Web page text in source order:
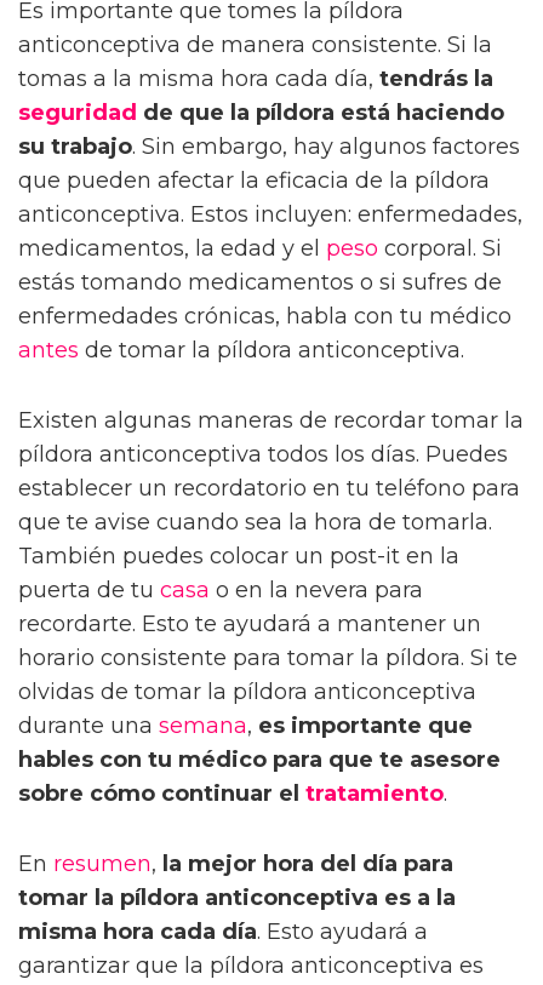
Es importante que tomes la píldora
anticonceptiva de manera consistente. Si la
tomas a la misma hora cada día, tendrás la
seguridad de que la píldora está haciendo
su trabajo. Sin embargo, hay algunos factores
que pueden afectar la eficacia de la píldora
anticonceptiva. Estos incluyen: enfermedades,
medicamentos, la edad y el peso corporal. Si
estás tomando medicamentos o si sufres de
enfermedades crónicas, habla con tu médico
antes de tomar la píldora anticonceptiva.
Existen algunas maneras de recordar tomar la
píldora anticonceptiva todos los días. Puedes
establecer un recordatorio en tu teléfono para
que te avise cuando sea la hora de tomarla.
También puedes colocar un post-it en la
puerta de tu casa o en la nevera para
recordarte. Esto te ayudará a mantener un
horario consistente para tomar la píldora. Si te
olvidas de tomar la píldora anticonceptiva
durante una semana, es importante que
hables con tu médico para que te asesore
sobre cómo continuar el tratamiento.
En resumen, la mejor hora del día para
tomar la píldora anticonceptiva es a la
misma hora cada día. Esto ayudará a
garantizar que la píldora anticonceptiva es